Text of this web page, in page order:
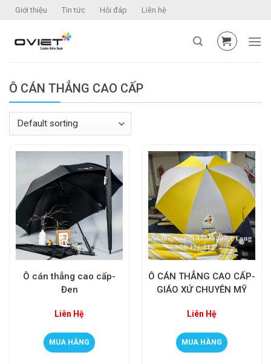
Skip
content
Giới thiệu Tin tức Hỏi đáp Liên hệ
Ô CÁN THẲNG CAO CẤP
Ô cán thẳng cao cấp-
Đen
Liên Hệ
MUA HÀNG
Ô CÁN THẲNG CAO CẤP-
GIÁO XỨ CHUYÊN MỸ
Liên Hệ
MUA HÀNG